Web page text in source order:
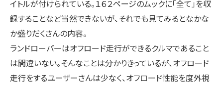
イトルが付けられている。１６２ページのムックに「全て」を収
録することなど当然できないが、それでも見てみるとなかな
か盛りだくさんの内容。
ランドローバーはオフロード走行ができるクルマであること
は間違いない。そんなことは分かりきっているが、オフロード
走行をするユーザーさんは少なく、オフロード性能を度外視